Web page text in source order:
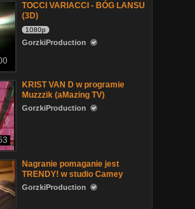
TOCCI VARIACCI - BÓG LANSU
(3D)
1080p
GorzkiProduction
KRIST VAN D w programie
Muzzzik (aMazing TV)
GorzkiProduction
Nagranie pomaganie jest
TRENDY! w studio Camey
GorzkiProduction